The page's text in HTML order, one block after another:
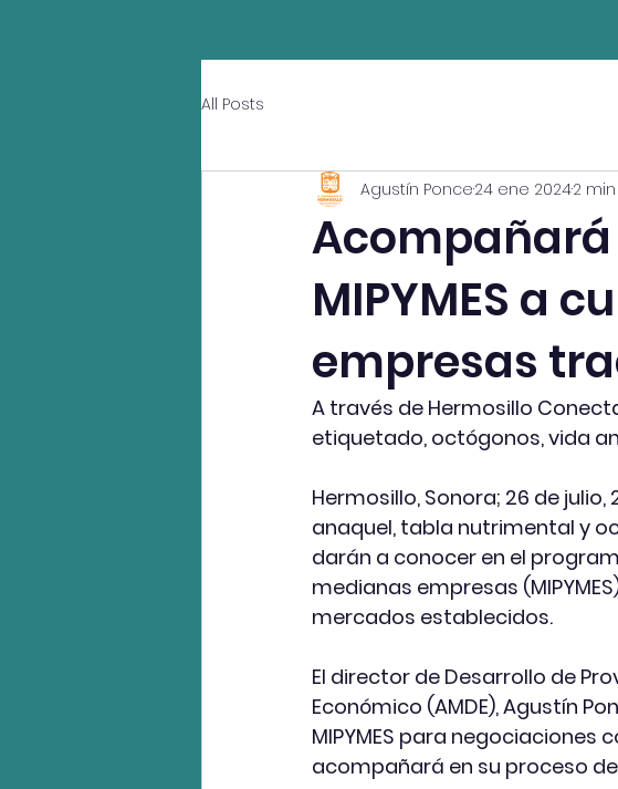
All Posts
MIPYMES a
empresas
Agustín Ponce24 ene 20242
A través de Hermosillo
etiquetado, octógonos, vida
Hermosillo, Sonora; 26 de
anaquel, tabla nutrimental y
darán a conocer en el
medianas empresas
mercados establecidos.
El director de Desarrollo de
Económico (AMDE), Agustín
MIPYMES para
acompañará en su proceso